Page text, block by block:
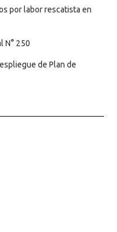
por labor rescatista en
N° 250
de Plan de